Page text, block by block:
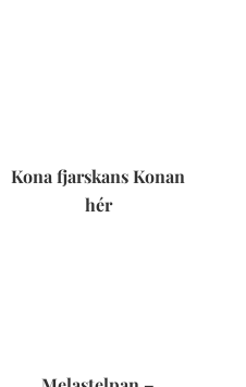
Kona fjarskans Konan
hér